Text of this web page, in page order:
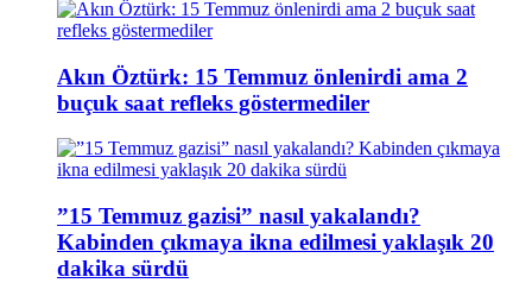
Akın Öztürk: 15 Temmuz önlenirdi ama 2
buçuk saat refleks göstermediler
”15 Temmuz gazisi” nasıl yakalandı?
Kabinden çıkmaya ikna edilmesi yaklaşık 20
dakika sürdü